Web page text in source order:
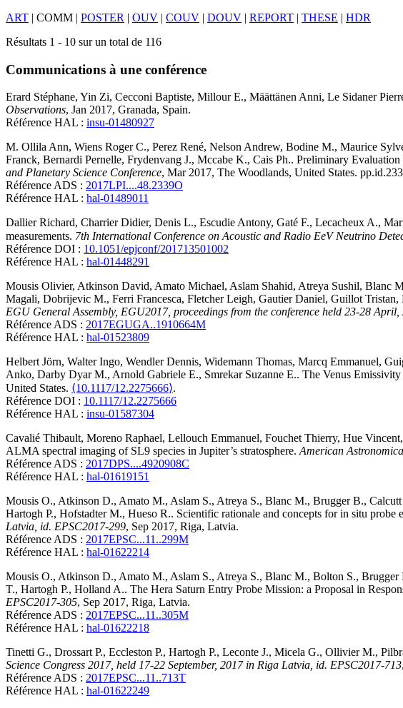
ART | COMM | POSTER | OUV | COUV | DOUV | REPORT | THESE | HDR
Résultats 1 - 10 sur un total de 116
Communications à une conférence
Erard Stéphane, Yin Zi, Cecconi Baptiste, Millour E., Määttänen Anni, Le Sidaner
Observations, Jan 2017, Granada, Spain.
Référence HAL : insu-01480927
M. Ollila Ann, Wiens Roger C., Perez René, Nelson Andrew, Bodine M., Maurice
Franck, Bernardi Pernelle, Frydenvang J., Mccabe K., Cais Ph.. Preliminary
and Planetary Science Conference, Mar 2017, The Woodlands, United States.
Référence ADS : 2017LPI....48.2339O
Référence HAL : hal-01489011
Dallier Richard, Charrier Didier, Denis L., Escudie Antony, Gaté F., Lecacheux A.,
measurements. 7th International Conference on Acoustic and Radio EeV Neutrino
Référence DOI : 10.1051/epjconf/201713501002
Référence HAL : hal-01448291
Mousis Olivier, Atkinson David, Amato Michael, Aslam Shahid, Atreya Sushil, Blanc
Magali, Dobrijevic M., Ferri Francesca, Fletcher Leigh, Gautier Daniel, Guillot Tristan,
EGU General Assembly, EGU2017, proceedings from the conference held 23-28
Référence ADS : 2017EGUGA..1910664M
Référence HAL : hal-01523809
Helbert Jörn, Walter Ingo, Wendler Dennis, Widemann Thomas, Marcq Emmanuel,
Anko, Darby Dyar M., Arnold Gabriele E., Smrekar Suzanne E.. The Venus
United States. ⟨10.1117/12.2275666⟩.
Référence DOI : 10.1117/12.2275666
Référence HAL : insu-01587304
Cavalié Thibault, Moreno Raphael, Lellouch Emmanuel, Fouchet Thierry, Hue Vincent,
ALMA spectral imaging of SL9 species in Jupiter’s stratosphere. American
Référence ADS : 2017DPS....4920908C
Référence HAL : hal-01619151
Mousis O., Atkinson D., Amato M., Aslam S., Atreya S., Blanc M., Brugger B., Calcutt
Hartogh P., Hofstadter M., Hueso R.. Scientific rationale and concepts for in situ probe
Latvia, id. EPSC2017-299, Sep 2017, Riga, Latvia.
Référence ADS : 2017EPSC...11..299M
Référence HAL : hal-01622214
Mousis O., Atkinson D., Amato M., Aslam S., Atreya S., Blanc M., Bolton S., Brugger
T., Hartogh P., Holland A.. The Hera Saturn Entry Probe Mission: a Proposal in
EPSC2017-305, Sep 2017, Riga, Latvia.
Référence ADS : 2017EPSC...11..305M
Référence HAL : hal-01622218
Tinetti G., Drossart P., Eccleston P., Hartogh P., Leconte J., Micela G., Ollivier M.,
Science Congress 2017, held 17-22 September, 2017 in Riga Latvia, id. EPSC2017-713
Référence ADS : 2017EPSC...11..713T
Référence HAL : hal-01622249